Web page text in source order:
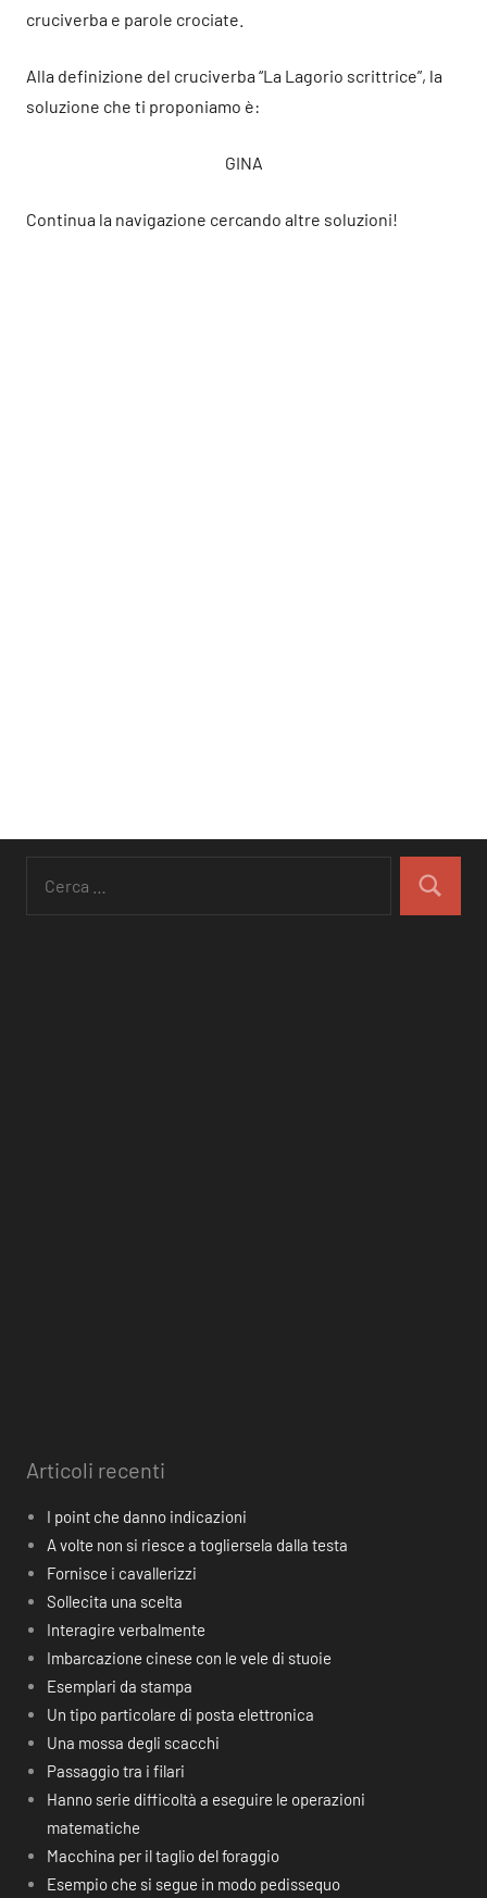
cruciverba e parole crociate.
Alla definizione del cruciverba “La Lagorio scrittrice”, la
soluzione che ti proponiamo è:
GINA
Continua la navigazione cercando altre soluzioni!
Articoli recenti
I point che danno indicazioni
A volte non si riesce a togliersela dalla testa
Fornisce i cavallerizzi
Sollecita una scelta
Interagire verbalmente
Imbarcazione cinese con le vele di stuoie
Esemplari da stampa
Un tipo particolare di posta elettronica
Una mossa degli scacchi
Passaggio tra i filari
Hanno serie difficoltà a eseguire le operazioni
matematiche
Macchina per il taglio del foraggio
Esempio che si segue in modo pedissequo